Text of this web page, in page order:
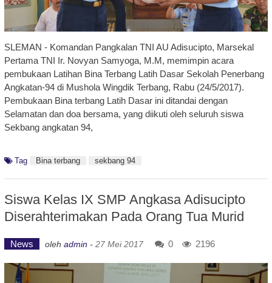
SLEMAN - Komandan Pangkalan TNI AU Adisucipto, Marsekal
Pertama TNI Ir. Novyan Samyoga, M.M, memimpin acara
pembukaan Latihan Bina Terbang Latih Dasar Sekolah Penerbang
Angkatan-94 di Mushola Wingdik Terbang, Rabu (24/5/2017).
Pembukaan Bina terbang Latih Dasar ini ditandai dengan
Selamatan dan doa bersama, yang diikuti oleh seluruh siswa
Sekbang angkatan 94,
Tag Bina terbang sekbang 94
Siswa Kelas IX SMP Angkasa Adisucipto
Diserahterimakan Pada Orang Tua Murid
News oleh admin - 27 Mei 2017 0 2196